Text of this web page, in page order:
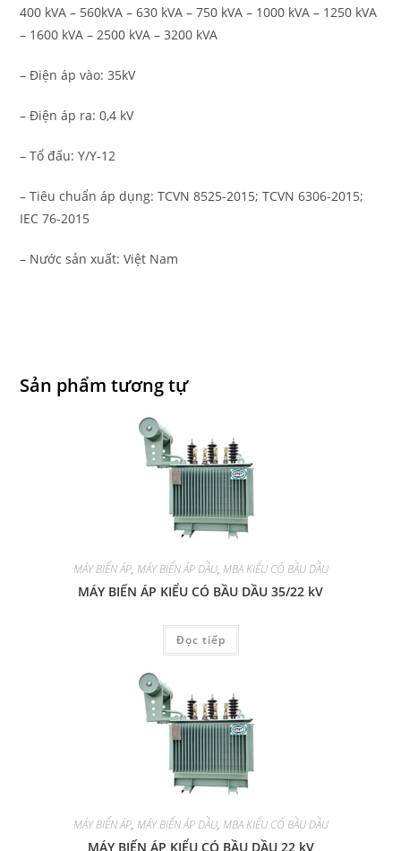
400 kVA – 560kVA – 630 kVA – 750 kVA – 1000 kVA – 1250 kVA
– 1600 kVA – 2500 kVA – 3200 kVA
– Điện áp vào: 35kV
– Điện áp ra: 0,4 kV
– Tổ đấu: Y/Y-12
– Tiêu chuẩn áp dụng: TCVN 8525-2015; TCVN 6306-2015;
IEC 76-2015
– Nước sản xuất: Việt Nam
Sản phẩm tương tự
MÁY BIẾN ÁP, MÁY BIẾN ÁP DẦU, MBA KIỂU CÓ BẦU DẦU
MÁY BIẾN ÁP KIỂU CÓ BẦU DẦU 35/22 kV
Đọc tiếp
MÁY BIẾN ÁP, MÁY BIẾN ÁP DẦU, MBA KIỂU CÓ BẦU DẦU
MÁY BIẾN ÁP KIỂU CÓ BẦU DẦU 22 kV